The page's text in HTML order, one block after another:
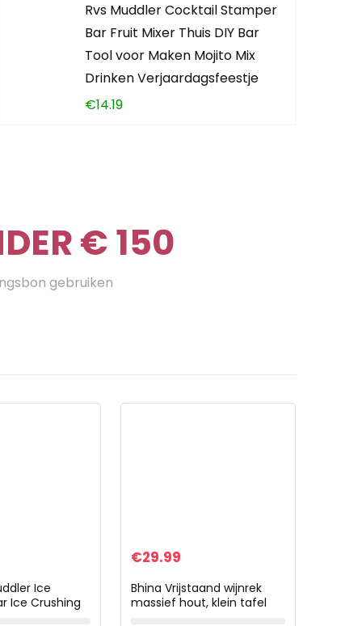
Rvs Muddler Cocktail Stamper
Bar Fruit Mixer Thuis DIY Bar
Tool voor Maken Mojito Mix
Drinken Verjaardagsfeestje
€14.19
€ 150
gebruiken
Ice
Ice Crushing
€29.99
Bhina Vrijstaand wijnrek
massief hout, klein tafel